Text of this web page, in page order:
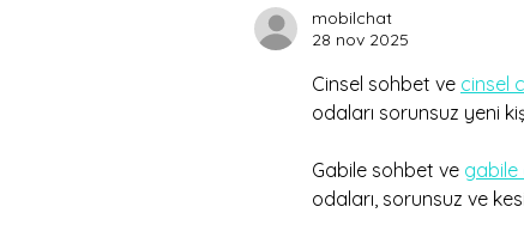
mobilchat
28 nov 2025
Cinsel sohbet ve cinsel
odaları sorunsuz yeni
Gabile sohbet ve gabile
odaları, sorunsuz ve